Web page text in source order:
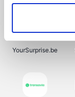
YourSurprise.be